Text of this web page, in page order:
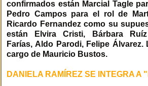
confirmados están Marcial Tagle
Pedro Campos para el rol de
Ricardo Fernandez como su
están Elvira Cristi, Bárbara
Farías, Aldo Parodi, Felipe Álvarez.
cargo de Mauricio Bustos.
DANIELA RAMÍREZ SE INTEGRA A